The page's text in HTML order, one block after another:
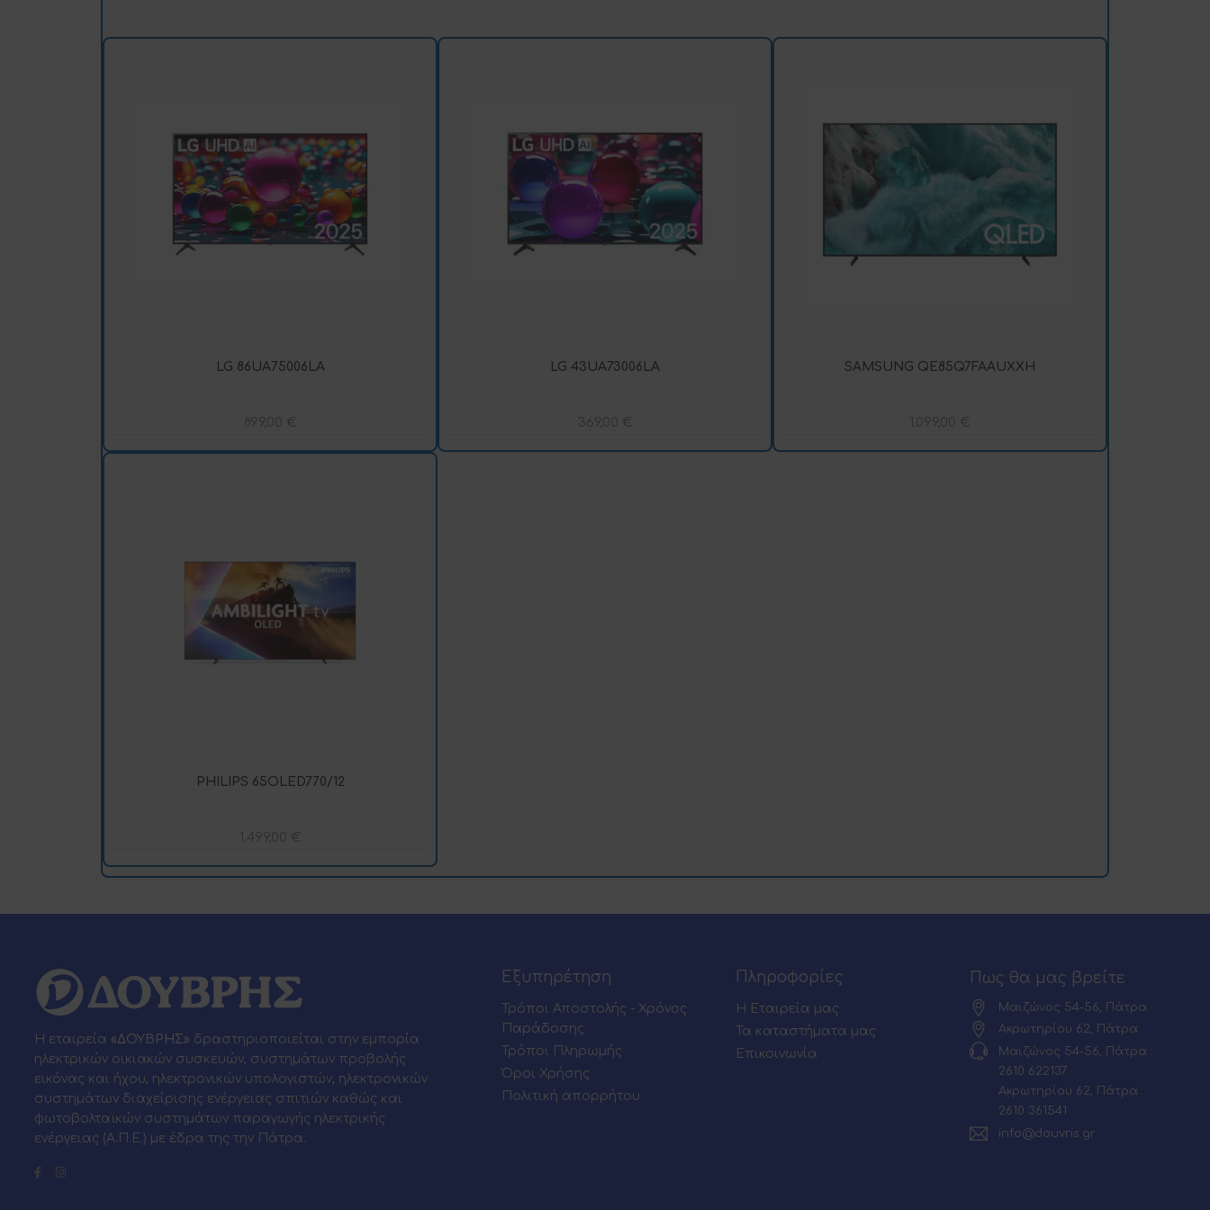
LG 86UA75006LA
899,00 €
LG 43UA73006LA
369,00 €
SAMSUNG QE85Q7FAAUXXH
1.099,00 €
PHILIPS 65OLED770/12
1.499,00 €
Η εταιρεία «ΔΟΥΒΡΗΣ» δραστηριοποιείται στην εμπορία
ηλεκτρικών οικιακών συσκευών, συστημάτων προβολής
εικόνας και ήχου, ηλεκτρονικών υπολογιστών, ηλεκτρονικών
συστημάτων διαχείρισης ενέργειας σπιτιών καθώς και
φωτοβολταϊκών συστημάτων παραγωγής ηλεκτρικής
ενέργειας (Α.Π.Ε.) με έδρα της την Πάτρα.
Εξυπηρέτηση
Τρόποι Αποστολής - Χρόνος
Παράδοσης
Τρόποι Πληρωμής
Όροι Χρήσης
Πολιτική απορρήτου
Πληροφορίες
Η Εταιρεία μας
Τα καταστήματα μας
Επικοινωνία
Πως θα μας βρείτε
Μαιζώνος 54-56, Πάτρα
Ακρωτηρίου 62, Πάτρα
Μαιζώνος 54-56, Πάτρα :
2610 622137
Ακρωτηρίου 62, Πάτρα :
2610 361541
info@douvris.gr